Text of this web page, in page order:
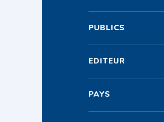
PUBLICS
EDITEUR
PAYS